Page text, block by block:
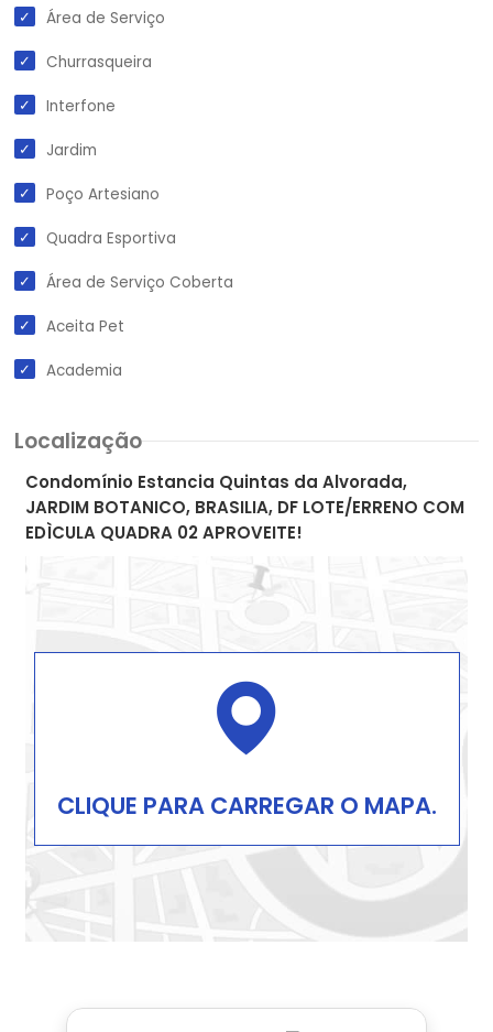
Área de Serviço
Churrasqueira
Interfone
Jardim
Poço Artesiano
Quadra Esportiva
Área de Serviço Coberta
Aceita Pet
Academia
Localização
Condomínio Estancia Quintas da Alvorada,
JARDIM BOTANICO, BRASILIA, DF LOTE/ERRENO COM
EDÌCULA QUADRA 02 APROVEITE!
CLIQUE PARA CARREGAR O MAPA.